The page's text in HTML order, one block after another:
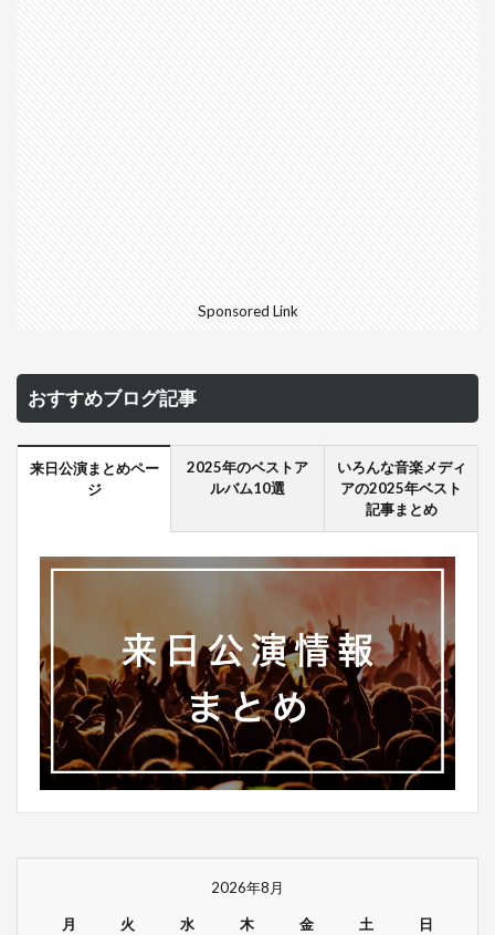
Sponsored Link
おすすめブログ記事
来日公演まとめペー
ジ
2025年のベストア
ルバム10選
いろんな音楽メディ
アの2025年ベスト
記事まとめ
2026年8月
月 火 水 木 金 土 日